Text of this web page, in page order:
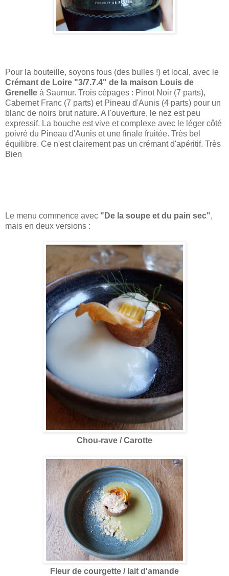
Pour la bouteille, soyons fous (des bulles !) et local, avec le
Crémant de Loire "3/7.7.4" de la maison Louis de
Grenelle à Saumur. Trois cépages : Pinot Noir (7 parts),
Cabernet Franc (7 parts) et Pineau d'Aunis (4 parts) pour un
blanc de noirs brut nature. A l'ouverture, le nez est peu
expressif. La bouche est vive et complexe avec le léger côté
poivré du Pineau d'Aunis et une finale fruitée. Très bel
équilibre. Ce n'est clairement pas un crémant d'apéritif. Très
Bien
Le menu commence avec "De la soupe et du pain sec",
mais en deux versions :
Chou-rave / Carotte
Fleur de courgette / lait d'amande